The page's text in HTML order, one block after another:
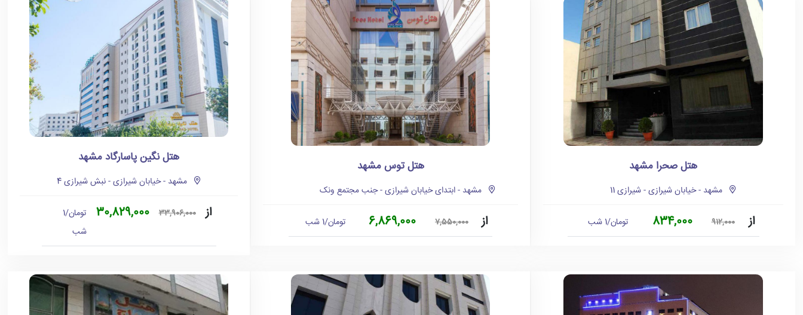
هتل صحرا مشهد
مشهد - خیابان شیرازی - شیرازی 11
از 912,000
834,000 تومان/1 شب
هتل توس مشهد
مشهد - ابتدای خیابان شیرازی - جنب مجتمع ونک
از 7,550,000
6,869,000 تومان/1 شب
هتل نگین پاسارگاد مشهد
مشهد - خیابان شیرازی - نبش شیرازی 4
از 33,906,000
30,829,000
تومان/1
شب